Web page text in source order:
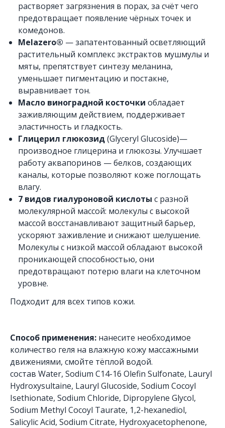
растворяет загрязнения в порах, за счёт чего
предотвращает появление чёрных точек и
комедонов.
Melazero® — запатентованный осветляющий
растительный комплекс экстрактов мушмулы и
мяты, препятствует синтезу меланина,
уменьшает пигментацию и постакне,
выравнивает тон.
Масло виноградной косточки обладает
заживляющим действием, поддерживает
эластичность и гладкость.
Глицерил глюкозид(Glyceryl Glucoside)—
производное глицерина и глюкозы. Улучшает
работу аквапоринов — белков, создающих
каналы, которые позволяют коже поглощать
влагу.
7 видов гиалуроновой кислоты с разной
молекулярной массой: молекулы с высокой
массой восстанавливают защитный барьер,
ускоряют заживление и снижают шелушение.
Молекулы с низкой массой обладают высокой
проникающей способностью, они
предотвращают потерю влаги на клеточном
уровне.
Подходит для всех типов кожи.
Способ применения:нанесите необходимое
количество геля на влажную кожу массажными
движениями, смойте тёплой водой.
состав Water, Sodium C14-16 Olefin Sulfonate, Lauryl
Hydroxysultaine, Lauryl Glucoside, Sodium Cocoyl
Isethionate, Sodium Chloride, Dipropylene Glycol,
Sodium Methyl Cocoyl Taurate, 1,2-hexanediol,
Salicylic Acid, Sodium Citrate, Hydroxyacetophenone,